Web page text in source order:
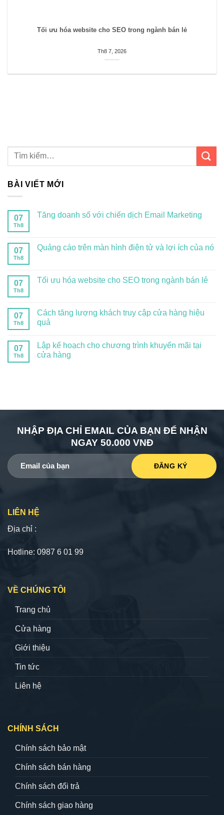
Tối ưu hóa website cho SEO trong ngành bán lẻ
Th8 7, 2026
BÀI VIẾT MỚI
07
Th8
Tăng doanh số với chiến dịch Email Marketing
07
Th8
Quảng cáo trên màn hình điện tử và lợi ích của nó
07
Th8
Tối ưu hóa website cho SEO trong ngành bán lẻ
07
Th8
Cách tăng lượng khách truy cập cửa hàng hiệu
quả
07
Th8
Lập kế hoạch cho chương trình khuyến mãi tại
cửa hàng
NHẬP ĐỊA CHỈ EMAIL CỦA BẠN ĐỂ NHẬN
NGAY 50.000 VNĐ
LIÊN HỆ
Địa chỉ :
Hotline: 0987 6 01 99
VỀ CHÚNG TÔI
Trang chủ
Cửa hàng
Giới thiệu
Tin tức
Liên hệ
CHÍNH SÁCH
Chính sách bảo mật
Chính sách bán hàng
Chính sách đổi trả
Chính sách giao hàng